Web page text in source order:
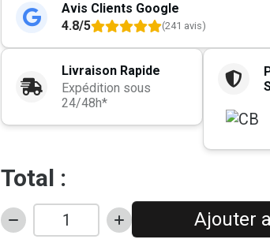
Avis Clients Google
4.8/5
(241 avis)
Livraison Rapide
Expédition sous
24/48h*
Total :
quantité
Ajouter